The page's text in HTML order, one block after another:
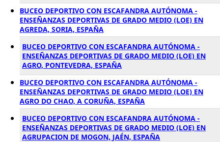
BUCEO DEPORTIVO CON ESCAFANDRA AUTÓNOMA -
ENSEÑANZAS DEPORTIVAS DE GRADO MEDIO (LOE) EN
AGREDA, SORIA, ESPAÑA
BUCEO DEPORTIVO CON ESCAFANDRA AUTÓNOMA -
ENSEÑANZAS DEPORTIVAS DE GRADO MEDIO (LOE) EN
AGRO, PONTEVEDRA, ESPAÑA
BUCEO DEPORTIVO CON ESCAFANDRA AUTÓNOMA -
ENSEÑANZAS DEPORTIVAS DE GRADO MEDIO (LOE) EN
AGRO DO CHAO, A CORUÑA, ESPAÑA
BUCEO DEPORTIVO CON ESCAFANDRA AUTÓNOMA -
ENSEÑANZAS DEPORTIVAS DE GRADO MEDIO (LOE) EN
AGRUPACION DE MOGON, JAÉN, ESPAÑA